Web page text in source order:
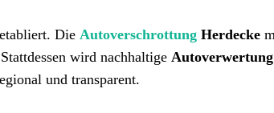
Die Autoverschrottung Herdecke
wird nachhaltige Autoverwertung
und transparent.